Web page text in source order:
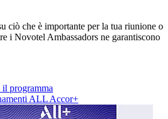
ciò che è importante per la tua riunione o
i Novotel Ambassadors ne garantiscono
il programma
ALL Accor+